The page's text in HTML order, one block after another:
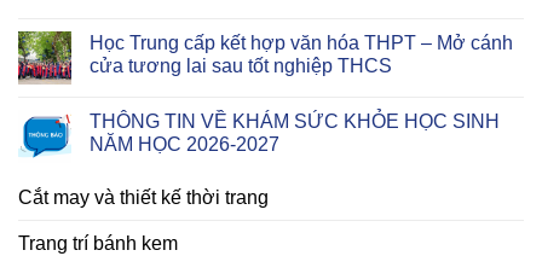
Học Trung cấp kết hợp văn hóa THPT – Mở cánh
cửa tương lai sau tốt nghiệp THCS
THÔNG TIN VỀ KHÁM SỨC KHỎE HỌC SINH
NĂM HỌC 2026-2027
Cắt may và thiết kế thời trang
Trang trí bánh kem